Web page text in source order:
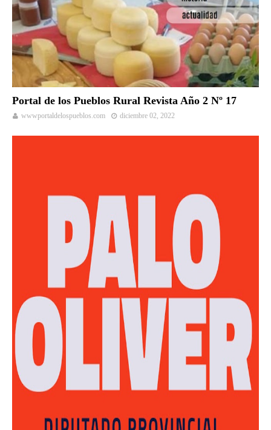
Portal de los Pueblos Rural Revista Año 2 Nº 17
wwwportaldelospueblos.com diciembre 02, 2022